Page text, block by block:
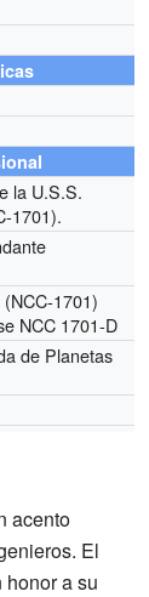
la U.S.S.
1701).
1701)
NCC 1701-D
de Planetas
acento
El
a su